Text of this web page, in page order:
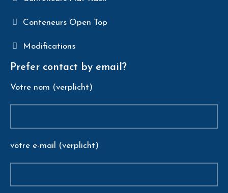
Conteneurs Open Top
Modifications
Prefer contact by email?
Votre nom (verplicht)
votre e-mail (verplicht)